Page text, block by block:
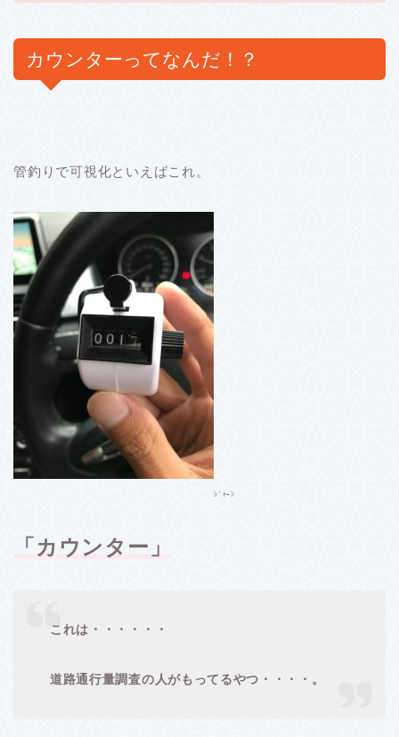
カウンターってなんだ！？
管釣りで可視化といえばこれ。
ｼﾞｬｰﾝ
「カウンター」
これは・・・・・・
道路通行量調査の人がもってるやつ・・・・。